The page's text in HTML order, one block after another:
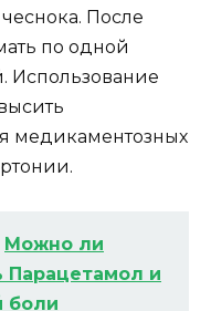
После
по одной
Использование
медикаментозных
Можно ли
и
боли